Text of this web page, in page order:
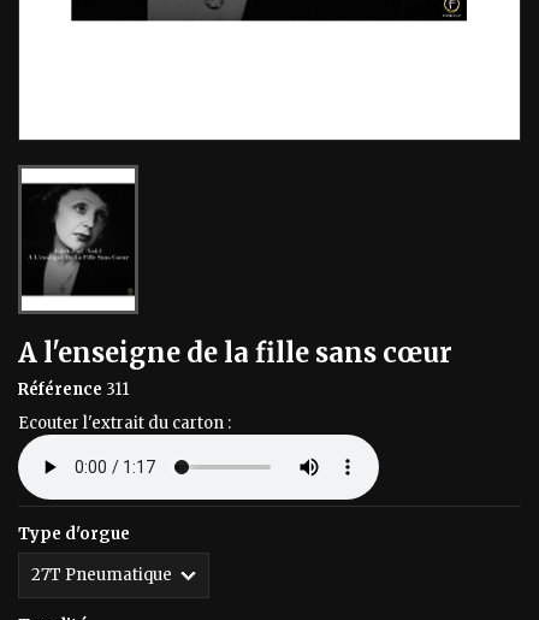
A l'enseigne de la fille sans cœur
Référence 311
Ecouter l'extrait du carton :
Type d'orgue